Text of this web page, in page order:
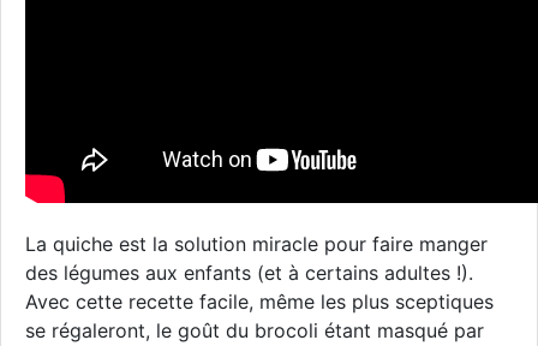
La quiche est la solution miracle pour faire manger
des légumes aux enfants (et à certains adultes !).
Avec cette recette facile, même les plus sceptiques
se régaleront, le goût du brocoli étant masqué par